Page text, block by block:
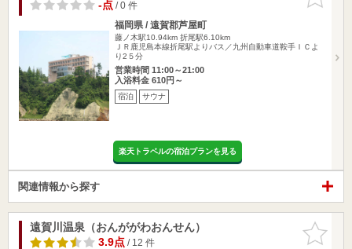
-点/ 0 件
福岡県 / 遠賀郡芦屋町
藤ノ木駅10.94km 折尾駅6.10km
ＪＲ鹿児島本線折尾駅よりバス／九州自動車道鞍手ＩＣよ
り2５分
営業時間 11:00～21:00
入浴料金 610円～
宿泊 サウナ
楽天トラベルの宿泊プランを見る
関連情報から探す
お気に入
りに追加
遠賀川温泉（おんががわおんせん）
3.9点/ 12 件